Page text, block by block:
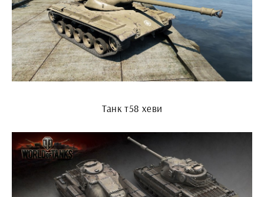
Танк т58 хеви